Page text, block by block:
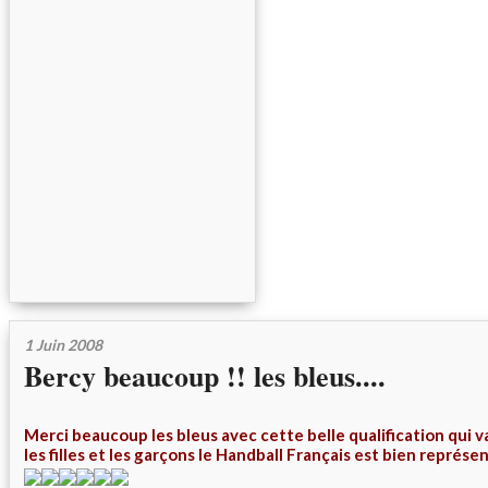
1 Juin 2008
Bercy beaucoup !! les bleus....
Merci beaucoup les bleus avec cette belle qualification qui
les filles et les garçons le Handball Français est bien